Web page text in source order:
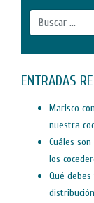
ENTRADAS
Marisco
nuestra
Cuáles
los
Qué